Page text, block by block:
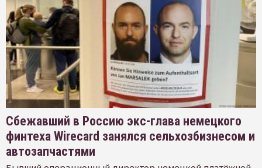
Сбежавший в Россию экс-глава немецкого
финтеха Wirecard занялся сельхозбизнесом и
автозапчастями